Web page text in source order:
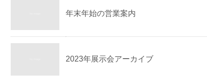
年末年始の営業案内
2023年展示会アーカイブ